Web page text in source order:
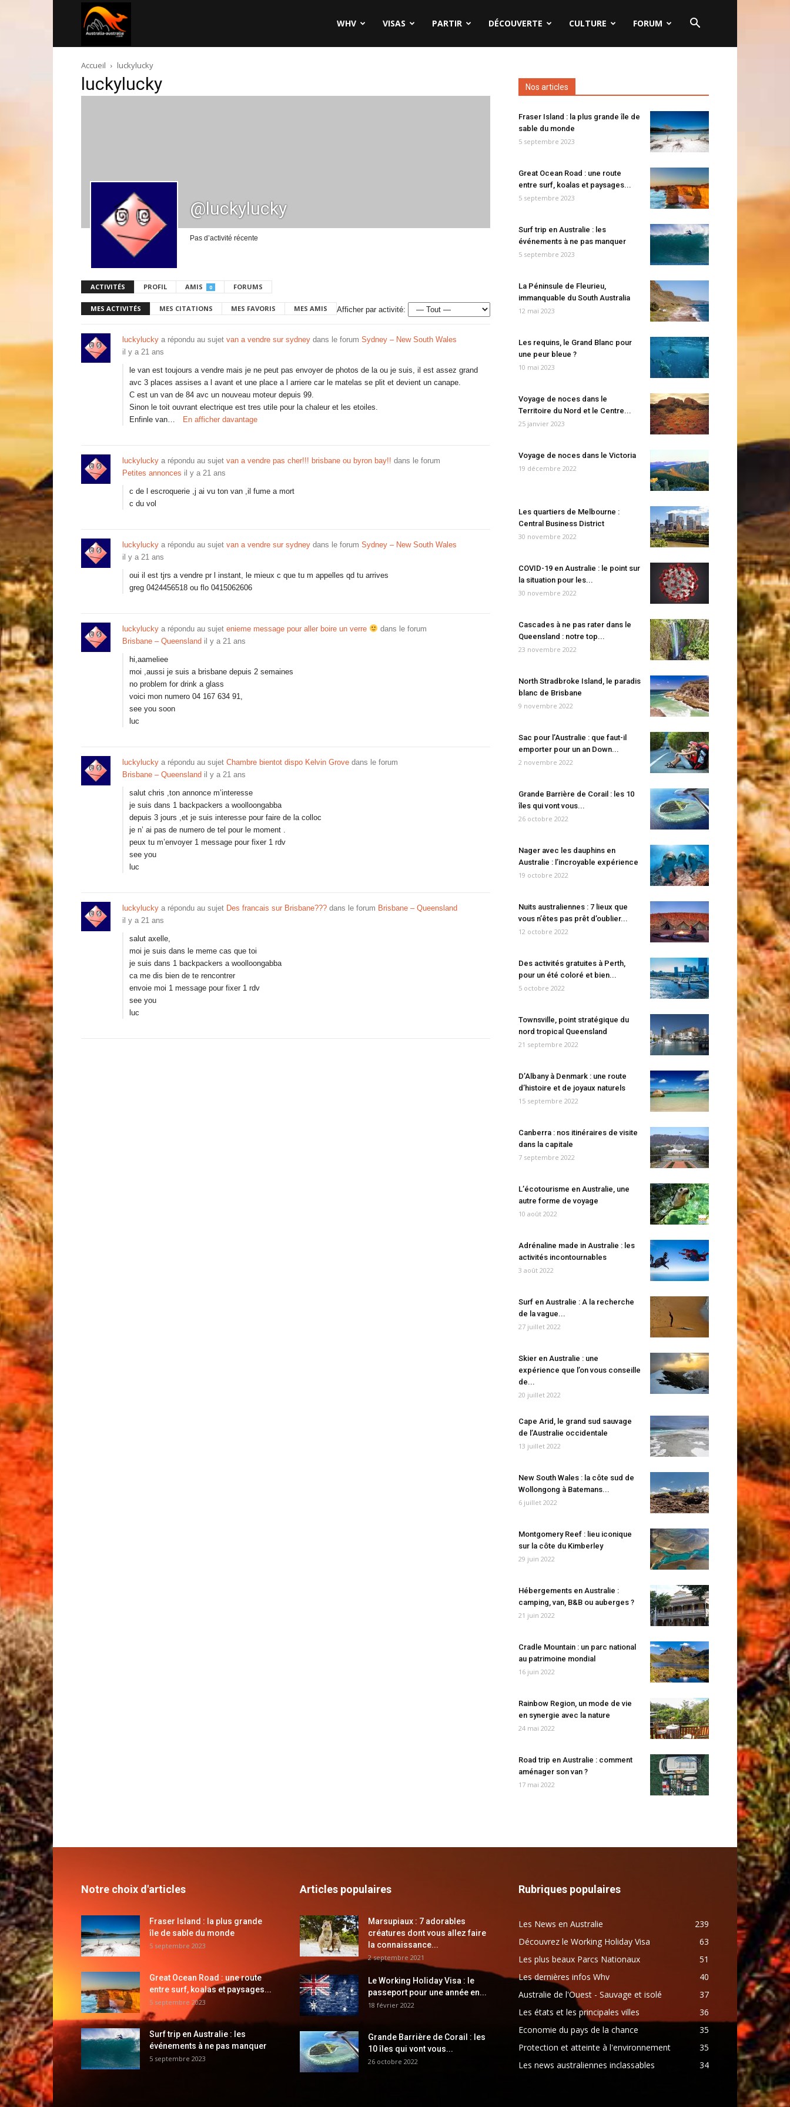
australie.com
WHV VISAS PARTIR DÉCOUVERTE CULTURE FORUM
Accueil luckylucky
luckylucky
@luckylucky
Pas d’activité récente
ACTIVITÉS PROFIL AMIS 0 FORUMS
MES ACTIVITÉS MES CITATIONS MES FAVORIS MES AMIS Afficher par activité:
luckylucky a répondu au sujet van a vendre sur sydney dans le forum Sydney – New South Wales
il y a 21 ans
le van est toujours a vendre mais je ne peut pas envoyer de photos de la ou je suis, il est assez grand
avc 3 places assises a l avant et une place a l arriere car le matelas se plit et devient un canape.
C est un van de 84 avc un nouveau moteur depuis 99.
Sinon le toit ouvrant electrique est tres utile pour la chaleur et les etoiles.
Enfinle van…
En afficher davantage
luckylucky a répondu au sujet van a vendre pas cher!!! brisbane ou byron bay!! dans le forum
Petites annonces il y a 21 ans
c de l escroquerie ,j ai vu ton van ,il fume a mort
c du vol
luckylucky a répondu au sujet van a vendre sur sydney dans le forum Sydney – New South Wales
il y a 21 ans
oui il est tjrs a vendre pr l instant, le mieux c que tu m appelles qd tu arrives
greg 0424456518 ou flo 0415062606
luckylucky a répondu au sujet enieme message pour aller boire un verre
dans le forum
Brisbane – Queensland il y a 21 ans
hi,aameliee
moi ,aussi je suis a brisbane depuis 2 semaines
no problem for drink a glass
voici mon numero 04 167 634 91,
see you soon
luc
luckylucky a répondu au sujet Chambre bientot dispo Kelvin Grove dans le forum
Brisbane – Queensland il y a 21 ans
salut chris ,ton annonce m’interesse
je suis dans 1 backpackers a woolloongabba
depuis 3 jours ,et je suis interesse pour faire de la colloc
je n’ ai pas de numero de tel pour le moment .
peux tu m’envoyer 1 message pour fixer 1 rdv
see you
luc
luckylucky a répondu au sujet Des francais sur Brisbane??? dans le forum Brisbane – Queensland
il y a 21 ans
salut axelle,
moi je suis dans le meme cas que toi
je suis dans 1 backpackers a woolloongabba
ca me dis bien de te rencontrer
envoie moi 1 message pour fixer 1 rdv
see you
luc
Nos articles
Fraser Island : la plus grande île de
sable du monde
5 septembre 2023
Great Ocean Road : une route
entre surf, koalas et paysages...
5 septembre 2023
Surf trip en Australie : les
événements à ne pas manquer
5 septembre 2023
La Péninsule de Fleurieu,
immanquable du South Australia
12 mai 2023
Les requins, le Grand Blanc pour
une peur bleue ?
10 mai 2023
Voyage de noces dans le
Territoire du Nord et le Centre...
25 janvier 2023
Voyage de noces dans le Victoria
19 décembre 2022
Les quartiers de Melbourne :
Central Business District
30 novembre 2022
COVID-19 en Australie : le point sur
la situation pour les...
30 novembre 2022
Cascades à ne pas rater dans le
Queensland : notre top...
23 novembre 2022
North Stradbroke Island, le paradis
blanc de Brisbane
9 novembre 2022
Sac pour l’Australie : que faut-il
emporter pour un an Down...
2 novembre 2022
Grande Barrière de Corail : les 10
îles qui vont vous...
26 octobre 2022
Nager avec les dauphins en
Australie : l’incroyable expérience
19 octobre 2022
Nuits australiennes : 7 lieux que
vous n’êtes pas prêt d’oublier...
12 octobre 2022
Des activités gratuites à Perth,
pour un été coloré et bien...
5 octobre 2022
Townsville, point stratégique du
nord tropical Queensland
21 septembre 2022
D’Albany à Denmark : une route
d’histoire et de joyaux naturels
15 septembre 2022
Canberra : nos itinéraires de visite
dans la capitale
7 septembre 2022
L’écotourisme en Australie, une
autre forme de voyage
10 août 2022
Adrénaline made in Australie : les
activités incontournables
3 août 2022
Surf en Australie : A la recherche
de la vague...
27 juillet 2022
Skier en Australie : une
expérience que l’on vous conseille
de...
20 juillet 2022
Cape Arid, le grand sud sauvage
de l’Australie occidentale
13 juillet 2022
New South Wales : la côte sud de
Wollongong à Batemans...
6 juillet 2022
Montgomery Reef : lieu iconique
sur la côte du Kimberley
29 juin 2022
Hébergements en Australie :
camping, van, B&B ou auberges ?
21 juin 2022
Cradle Mountain : un parc national
au patrimoine mondial
16 juin 2022
Rainbow Region, un mode de vie
en synergie avec la nature
24 mai 2022
Road trip en Australie : comment
aménager son van ?
17 mai 2022
Notre choix d'articles
Fraser Island : la plus grande
île de sable du monde
5 septembre 2023
Great Ocean Road : une route
entre surf, koalas et paysages...
5 septembre 2023
Surf trip en Australie : les
événements à ne pas manquer
5 septembre 2023
Articles populaires
Marsupiaux : 7 adorables
créatures dont vous allez faire
la connaissance...
2 septembre 2021
Le Working Holiday Visa : le
passeport pour une année en...
18 février 2022
Grande Barrière de Corail : les
10 îles qui vont vous...
26 octobre 2022
Rubriques populaires
Les News en Australie
239
Découvrez le Working Holiday Visa
63
Les plus beaux Parcs Nationaux
51
Les dernières infos Whv
40
Australie de l'Ouest - Sauvage et isolé
37
Les états et les principales villes
36
Economie du pays de la chance
35
Protection et atteinte à l'environnement
35
Les news australiennes inclassables
34